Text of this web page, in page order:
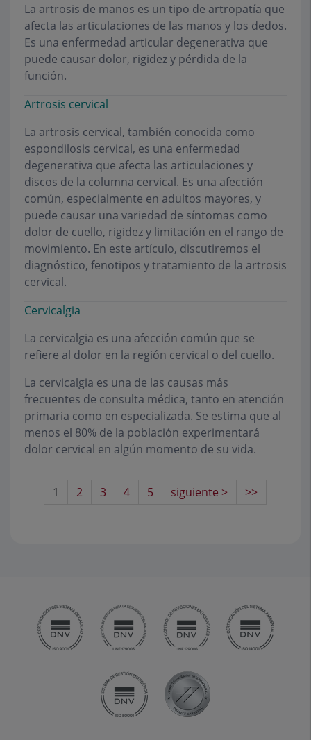
La artrosis de manos es un tipo de artropatía que
afecta las articulaciones de las manos y los dedos.
Es una enfermedad articular degenerativa que
puede causar dolor, rigidez y pérdida de la
función.
Artrosis cervical
La artrosis cervical, también conocida como
espondilosis cervical, es una enfermedad
degenerativa que afecta las articulaciones y
discos de la columna cervical. Es una afección
común, especialmente en adultos mayores, y
puede causar una variedad de síntomas como
dolor de cuello, rigidez y limitación en el rango de
movimiento. En este artículo, discutiremos el
diagnóstico, fenotipos y tratamiento de la artrosis
cervical.
Cervicalgia
La cervicalgia es una afección común que se
refiere al dolor en la región cervical o del cuello.
La cervicalgia es una de las causas más
frecuentes de consulta médica, tanto en atención
primaria como en especializada. Se estima que al
menos el 80% de la población experimentará
dolor cervical en algún momento de su vida.
1 2 3 4 5 siguiente > >>